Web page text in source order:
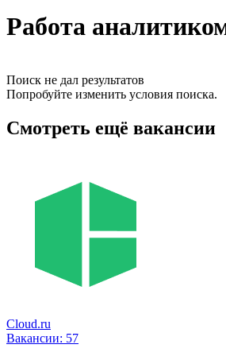
Работа
Поиск не дал результатов
Попробуйте изменить условия поиска.
Смотреть ещё вакансии
Cloud.ru
Вакансии: 57